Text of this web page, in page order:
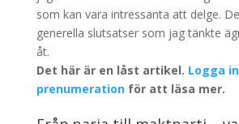
som kan vara intressanta att delge.
generella slutsatser som jag tänkte
åt.
Det här är en låst artikel. Logga in
prenumerationför att läsa mer.